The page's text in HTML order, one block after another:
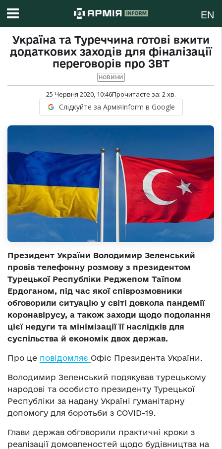
EN
Україна та Туреччина готові вжити
додаткових заходів для фіналізації
переговорів про ЗВТ
НОВИНИ
25 Червня 2020, 10:46Прочитаєте за: 2хв.
Слідкуйте за АрміяInform в Google
Президент України Володимир Зеленський
провів телефонну розмову з президентом
Турецької Республіки Реджепом Таїпом
Ердоганом, під час якої співрозмовники
обговорили ситуацію у світі довкола пандемії
коронавірусу, а також заходи щодо подолання
цієї недуги та мінімізації її наслідків для
суспільства й економік двох держав.
Про це повідомляє Офіс Президента України.
Володимир Зеленський подякував турецькому
народові та особисто президенту Турецької
Республіки за надану Україні гуманітарну
допомогу для боротьби з COVID-19.
Глави держав обговорили практичні кроки з
реалізації домовленостей щодо будівництва на